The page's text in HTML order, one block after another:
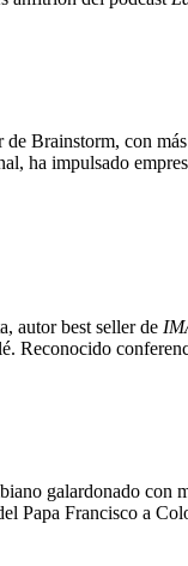
Brainstorm, con
ha impulsado
autor best seller de
Reconocido
galardonado
Papa Francisco a